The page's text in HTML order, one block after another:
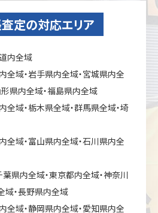
定の対応エリア
内全域
全域・岩手県内全域・宮城県内全
形県内全域・福島県内全域
全域・栃木県全域・群馬県全域・埼
全域・富山県内全域・石川県内全
葉県内全域・東京都内全域・神奈川
域・長野県内全域
全域・静岡県内全域・愛知県内全